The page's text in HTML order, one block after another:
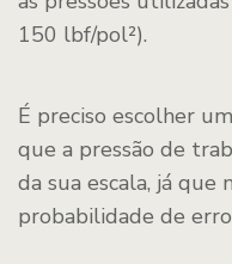
150 lbf/pol²).
É preciso escolher
que a pressão de
da sua escala, já que
probabilidade de